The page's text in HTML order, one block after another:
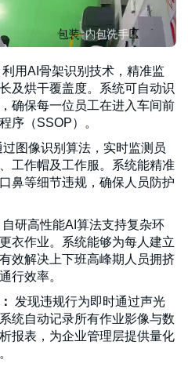
利用AI骨架识别技术，精准监
及烘干覆盖度。系统可自动识
确保每一位员工在进入车间前
序（SSOP）。
过图像识别算法，实时监测员
工作帽及工作服。系统能精准
鼻等细节违规，确保人员防护
自研高性能AI算法支持复杂环
衣作业。系统能够为每人建立
效解决上下班高峰期人员拥挤
行效率。
发现违规行为即时通过声光
统自动记录所有作业影像与数
报表，为企业管理层提供量化